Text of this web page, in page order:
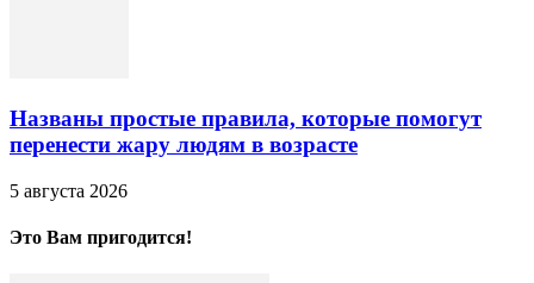
Названы простые правила, которые помогут
перенести жару людям в возрасте
5 августа 2026
Это Вам пригодится!